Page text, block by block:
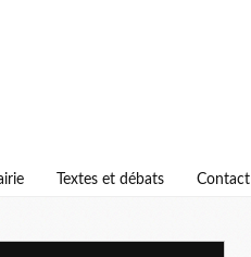
Textes et débats Contact